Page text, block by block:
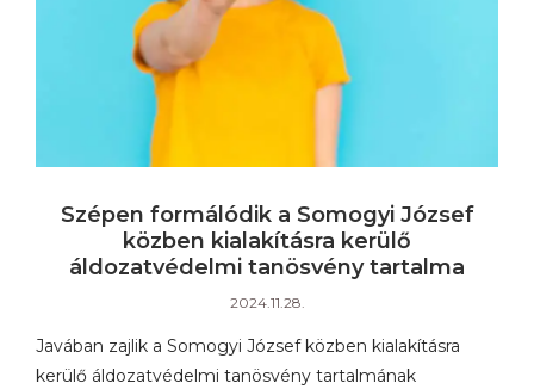
Szépen formálódik a Somogyi József
közben kialakításra kerülő
áldozatvédelmi tanösvény tartalma
2024.11.28.
Javában zajlik a Somogyi József közben kialakításra
kerülő áldozatvédelmi tanösvény tartalmának